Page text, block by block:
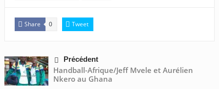
Share 0 Tweet
Précédent
Handball-Afrique/Jeff Mvele et Aurélien
Nkero au Ghana